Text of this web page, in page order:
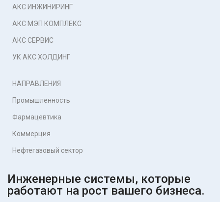
АКС ИНЖИНИРИНГ
АКС МЭП КОМПЛЕКС
АКС СЕРВИС
УК АКС ХОЛДИНГ
НАПРАВЛЕНИЯ
Промышленность
Фармацевтика
Коммерция
Нефтегазовый сектор
Инженерные системы, которые
работают на рост вашего бизнеса.